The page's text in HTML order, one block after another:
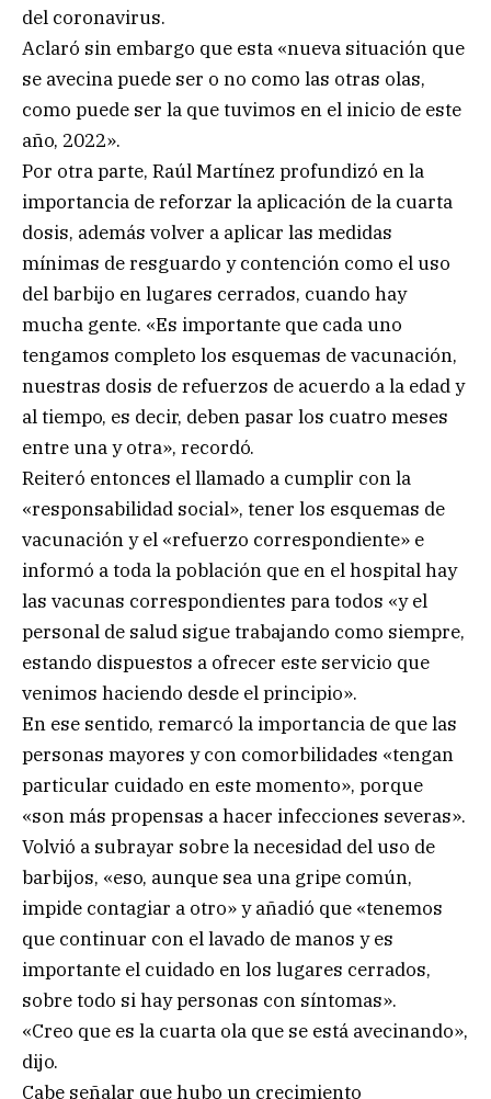
del coronavirus.
Aclaró sin embargo que esta «nueva situación que
se avecina puede ser o no como las otras olas,
como puede ser la que tuvimos en el inicio de este
año, 2022».
Por otra parte, Raúl Martínez profundizó en la
importancia de reforzar la aplicación de la cuarta
dosis, además volver a aplicar las medidas
mínimas de resguardo y contención como el uso
del barbijo en lugares cerrados, cuando hay
mucha gente. «Es importante que cada uno
tengamos completo los esquemas de vacunación,
nuestras dosis de refuerzos de acuerdo a la edad y
al tiempo, es decir, deben pasar los cuatro meses
entre una y otra», recordó.
Reiteró entonces el llamado a cumplir con la
«responsabilidad social», tener los esquemas de
vacunación y el «refuerzo correspondiente» e
informó a toda la población que en el hospital hay
las vacunas correspondientes para todos «y el
personal de salud sigue trabajando como siempre,
estando dispuestos a ofrecer este servicio que
venimos haciendo desde el principio».
En ese sentido, remarcó la importancia de que las
personas mayores y con comorbilidades «tengan
particular cuidado en este momento», porque
«son más propensas a hacer infecciones severas».
Volvió a subrayar sobre la necesidad del uso de
barbijos, «eso, aunque sea una gripe común,
impide contagiar a otro» y añadió que «tenemos
que continuar con el lavado de manos y es
importante el cuidado en los lugares cerrados,
sobre todo si hay personas con síntomas».
«Creo que es la cuarta ola que se está avecinando»,
dijo.
Cabe señalar que hubo un crecimiento